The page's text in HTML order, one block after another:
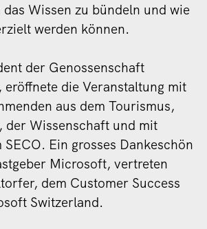
Wissen zu bündeln und wie
werden können.
der Genossenschaft
eröffnete die Veranstaltung mit
aus dem Tourismus,
Wissenschaft und mit
Ein grosses Dankeschön
Microsoft, vertreten
dem Customer Success
Switzerland.